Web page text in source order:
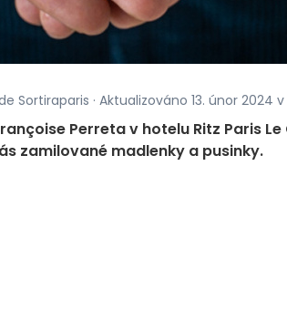
Sortiraparis · Aktualizováno 13. únor 2024 v
Perreta v hotelu Ritz Paris
zamilované madlenky a pusinky.